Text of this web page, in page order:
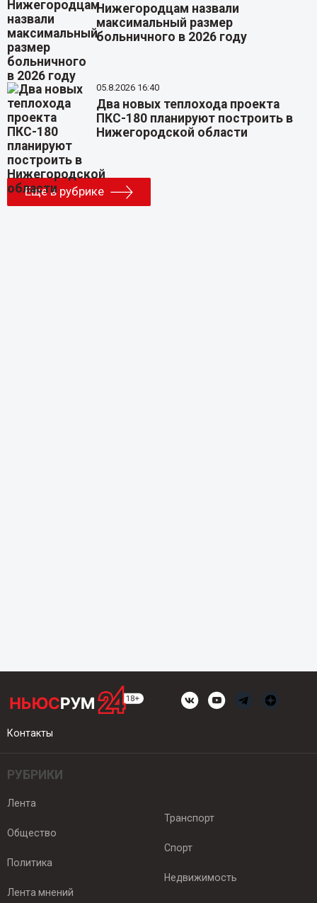
Нижегородцам назвали
максимальный размер
больничного в 2026 году
05.8.2026 16:40
Два новых теплохода проекта
ПКС-180 планируют построить в
Нижегородской области
Еще в рубрике
Контакты
РУБРИКИ
Лента
Общество
Политика
Лента мнений
Транспорт
Спорт
Недвижимость